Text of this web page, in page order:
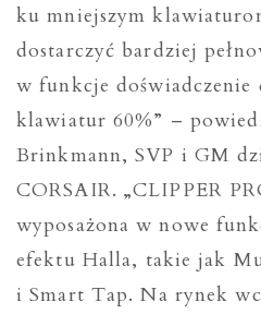
ku mniejszym
dostarczyć bardziej
w funkcje doświadczenie
klawiatur 60%” –
Brinkmann, SVP i GM
CORSAIR. „CLIPPER
wyposażona w nowe
efektu Halla, takie jak
i Smart Tap. Na rynek